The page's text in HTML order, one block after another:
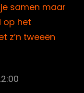
samen maar
op het
z’n tweeën